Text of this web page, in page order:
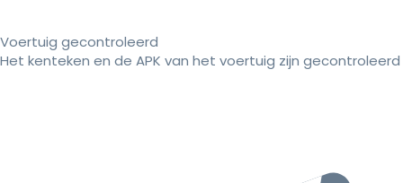
Voertuig gecontroleerd
Het kenteken en de APK van het voertuig zijn gecontroleerd